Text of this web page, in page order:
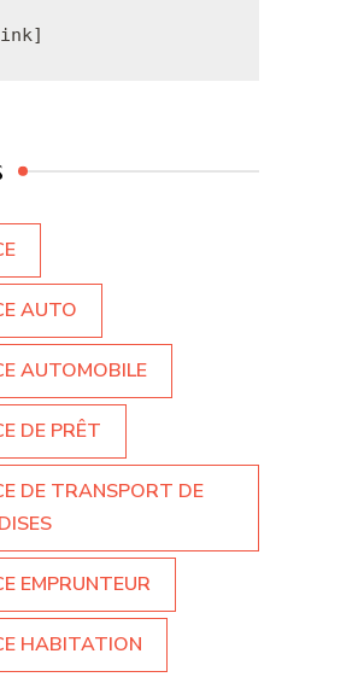
AUTO
AUTOMOBILE
DE PRÊT
DE TRANSPORT DE
EMPRUNTEUR
HABITATION